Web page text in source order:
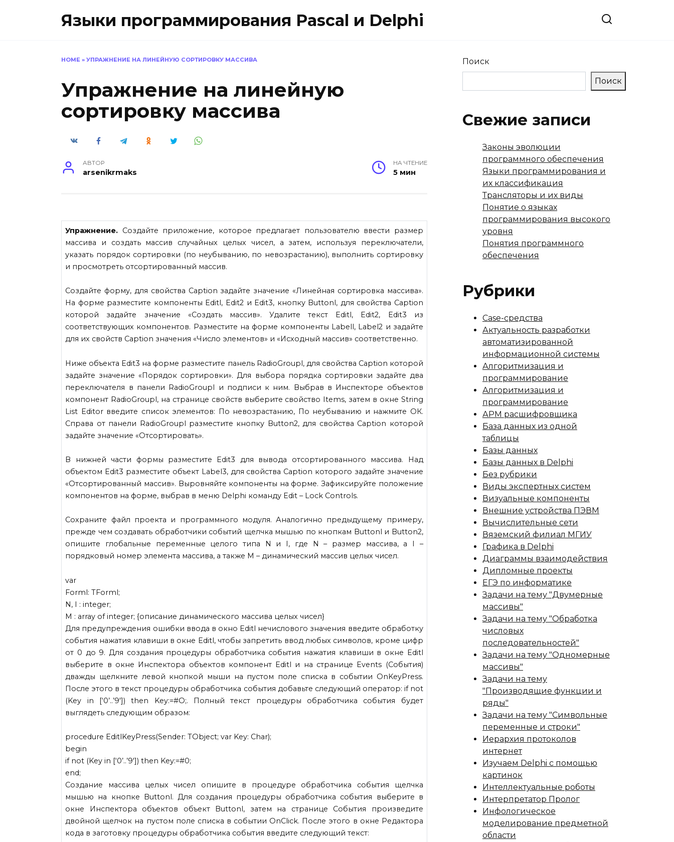
Языки программирования Pascal и Delphi
HOME » УПРАЖНЕНИЕ НА ЛИНЕЙНУЮ СОРТИРОВКУ МАССИВА
Упражнение на линейную
сортировку массива
АВТОР
arsenikrmaks
НА ЧТЕНИЕ
5 мин
Упражнение. Создайте приложение, которое предлагает пользователю ввести размер
массива и создать массив случайных целых чисел, а затем, используя переключатели,
указать порядок сортировки (по неубыванию, по невозрастанию), выполнить сортировку
и просмотреть отсортированный массив.
Создайте форму, для свойства Caption задайте значение «Линейная сортировка массива».
На форме разместите компоненты Editl, Edit2 и Edit3, кнопку Buttonl, для свойства Caption
которой задайте значение «Создать массив». Удалите текст Editl, Edit2, Edit3 из
соответствующих компонентов. Разместите на форме компоненты Labell, Label2 и задайте
для их свойств Caption значения «Число элементов» и «Исходный массив» соответственно.
Ниже объекта Edit3 на форме разместите панель RadioGroupl, для свойства Caption которой
задайте значение «Порядок сортировки». Для выбора порядка сортировки задайте два
переключателя в панели RadioGroupl и подписи к ним. Выбрав в Инспекторе объектов
компонент RadioGroupl, на странице свойств выберите свойство Items, затем в окне String
List Editor введите список элементов: По невозрастанию, По неубыванию и нажмите ОК.
Справа от панели RadioGroupl разместите кнопку Button2, для свойства Caption которой
задайте значение «Отсортировать».
В нижней части формы разместите Edit3 для вывода отсортированного массива. Над
объектом Edit3 разместите объект Label3, для свойства Caption которого задайте значение
«Отсортированный массив». Выровняйте компоненты на форме. Зафиксируйте положение
компонентов на форме, выбрав в меню Delphi команду Edit – Lock Controls.
Сохраните файл проекта и программного модуля. Аналогично предыдущему примеру,
прежде чем создавать обработчики событий щелчка мышью по кнопкам Buttonl и Button2,
опишите глобальные переменные целого типа N и I, где N – размер массива, а I –
порядковый номер элемента массива, а также М – динамический массив целых чисел.
var
Forml: TForml;
N, I : integer;
M : array of integer; {описание динамического массива целых чисел}
Для предупреждения ошибки ввода в окно Editl нечислового значения введите обработку
события нажатия клавиши в окне Editl, чтобы запретить ввод любых символов, кроме цифр
от 0 до 9. Для создания процедуры обработчика события нажатия клавиши в окне Editl
выберите в окне Инспектора объектов компонент Editl и на странице Events (События)
дважды щелкните левой кнопкой мыши на пустом поле списка в событии OnKeyPress.
После этого в текст процедуры обработчика события добавьте следующий оператор: if not
(Key in [‘0’..’9′]) then Key:=#O;. Полный текст процедуры обработчика события будет
выглядеть следующим образом:
procedure EditlKeyPress(Sender: TObject; var Key: Char);
begin
if not (Key in [‘0’..’9′]) then Key:=#0;
end;
Создание массива целых чисел опишите в процедуре обработчика события щелчка
мышью на кнопке Buttonl. Для создания процедуры обработчика события выберите в
окне Инспектора объектов объект Buttonl, затем на странице События произведите
двойной щелчок на пустом поле списка в событии OnClick. После этого в окне Редактора
кода в заготовку процедуры обработчика события введите следующий текст:
Поиск
Поиск
Свежие записи
Законы эволюции
программного обеспечения
Языки программирования и
их классификация
Трансляторы и их виды
Понятие о языках
программирования высокого
уровня
Понятия программного
обеспечения
Рубрики
Case-средства
Актуальность разработки
автоматизированной
информационной системы
Алгоритмизация и
программирование
Алгоритмизация и
программирование
АРМ расшифровщика
База данных из одной
таблицы
Базы данных
Базы данных в Delphi
Без рубрики
Виды экспертных систем
Визуальные компоненты
Внешние устройства ПЭВМ
Вычислительные сети
Вяземский филиал МГИУ
Графика в Delphi
Диаграммы взаимодействия
Дипломные проекты
ЕГЭ по информатике
Задачи на тему "Двумерные
массивы"
Задачи на тему "Обработка
числовых
последовательностей"
Задачи на тему "Одномерные
массивы"
Задачи на тему
"Производящие функции и
ряды"
Задачи на тему "Символьные
переменные и строки"
Иерархия протоколов
интернет
Изучаем Delphi с помощью
картинок
Интеллектуальные роботы
Интерпретатор Пролог
Инфологическое
моделирование предметной
области